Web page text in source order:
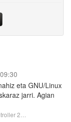
eta GNU/Linux
jarri. Agian
2…